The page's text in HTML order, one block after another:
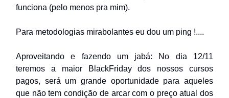
funciona (pelo menos pra mim).
Para metodologias mirabolantes eu dou um ping !....
Aproveitando e fazendo um jabá: No dia 12/11
teremos a maior BlackFriday dos nossos cursos
pagos, será um grande oportunidade para aqueles
que não tem condição de arcar com o preço atual dos